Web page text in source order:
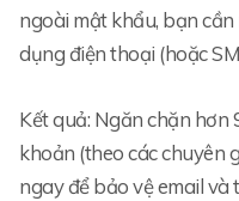
ngoài mật khẩu, bạn
dụng điện thoại (hoặc
Kết quả: Ngăn chặn hơn
khoản (theo các chuyên
ngay để bảo vệ email